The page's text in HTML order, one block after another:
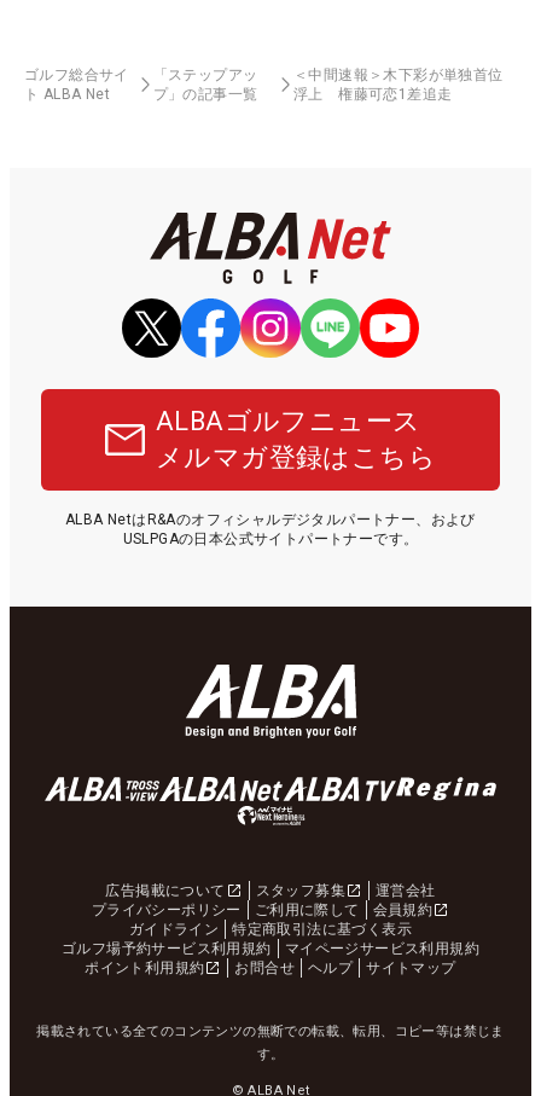
ゴルフ総合サイ
ト ALBA Net
「ステップアッ
プ」の記事一覧
＜中間速報＞木下彩が単独首位
浮上 権藤可恋1差追走
ALBAゴルフニュース
メルマガ登録はこちら
ALBA NetはR&Aのオフィシャルデジタルパートナー、および
USLPGAの日本公式サイトパートナーです。
広告掲載について スタッフ募集
運営会社
プライバシーポリシー
ご利用に際して
会員規約
ガイドライン
特定商取引法に基づく表示
ゴルフ場予約サービス利用規約
マイページサービス利用規約
ポイント利用規約
お問合せ ヘルプ サイトマップ
掲載されている全てのコンテンツの無断での転載、転用、コピー等は禁じま
す。
© ALBA Net